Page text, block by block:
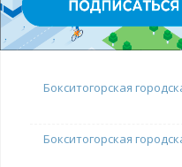
Бокситогорская
Бокситогорская